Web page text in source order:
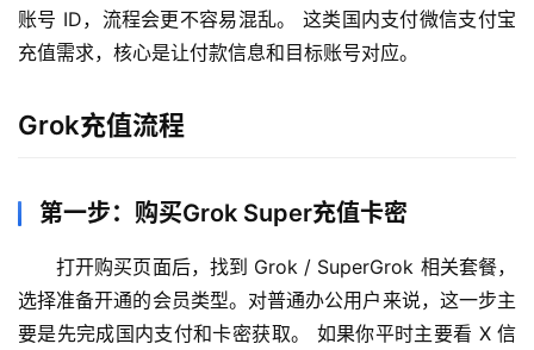
账号 ID，流程会更不容易混乱。 这类国内支付微信支付宝
充值需求，核心是让付款信息和目标账号对应。
Grok充值流程
第一步：购买Grok Super充值卡密
打开购买页面后，找到 Grok / SuperGrok 相关套餐，
选择准备开通的会员类型。对普通办公用户来说，这一步主
要是先完成国内支付和卡密获取。 如果你平时主要看 X 信